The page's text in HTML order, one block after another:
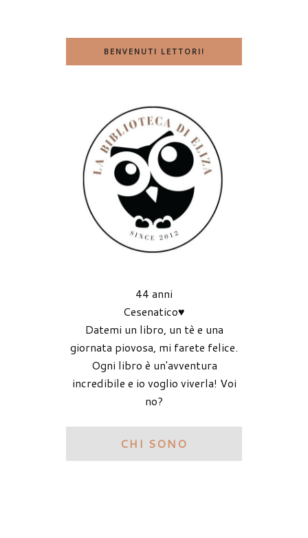
BENVENUTI LETTORI!
44 anni
Cesenatico♥
Datemi un libro, un tè e una
giornata piovosa, mi farete felice.
Ogni libro è un'avventura
incredibile e io voglio viverla! Voi
no?
CHI SONO